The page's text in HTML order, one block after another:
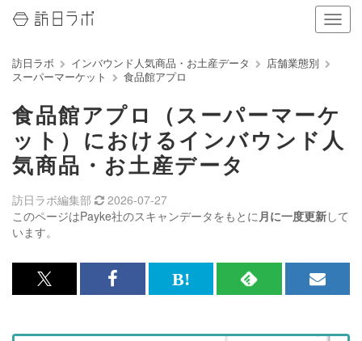
ナ
ビ
ン
の
表
り
る
訪日ラボ インバウンド人気商品・お土産データ
店舗業態別
スーパーマーケット
食品館アプロ
食品館アプロ（スーパーマーケ
ット）におけるインバウンド人
気商品・お土産データ
このページはPayke社のスキャンデータをもとに月に一度更新して
います。
訪日ラボ編集部 2026-07-27
x<br>
Facebook<br>
は
RSS
メ